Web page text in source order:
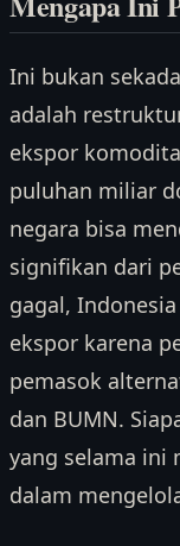
Ini bukan
adalah
ekspor
puluhan miliar
negara bisa
signifikan dari
gagal,
ekspor karena
pemasok
dan BUMN.
yang selama ini
dalam